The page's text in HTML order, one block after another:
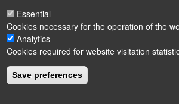
LÁBLÉC
Impressum
Powered byDrupal
Essential
Cookies necessary for the operation of the
Analytics
Cookies required for website visitation
Save preferences